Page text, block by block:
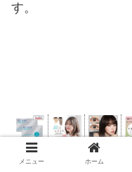
す。
メニュー ホーム